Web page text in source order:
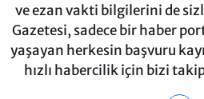
ve ezan vakti bilgilerini de
Gazetesi, sadece bir haber
yaşayan herkesin başvuru
hızlı habercilik için bizi